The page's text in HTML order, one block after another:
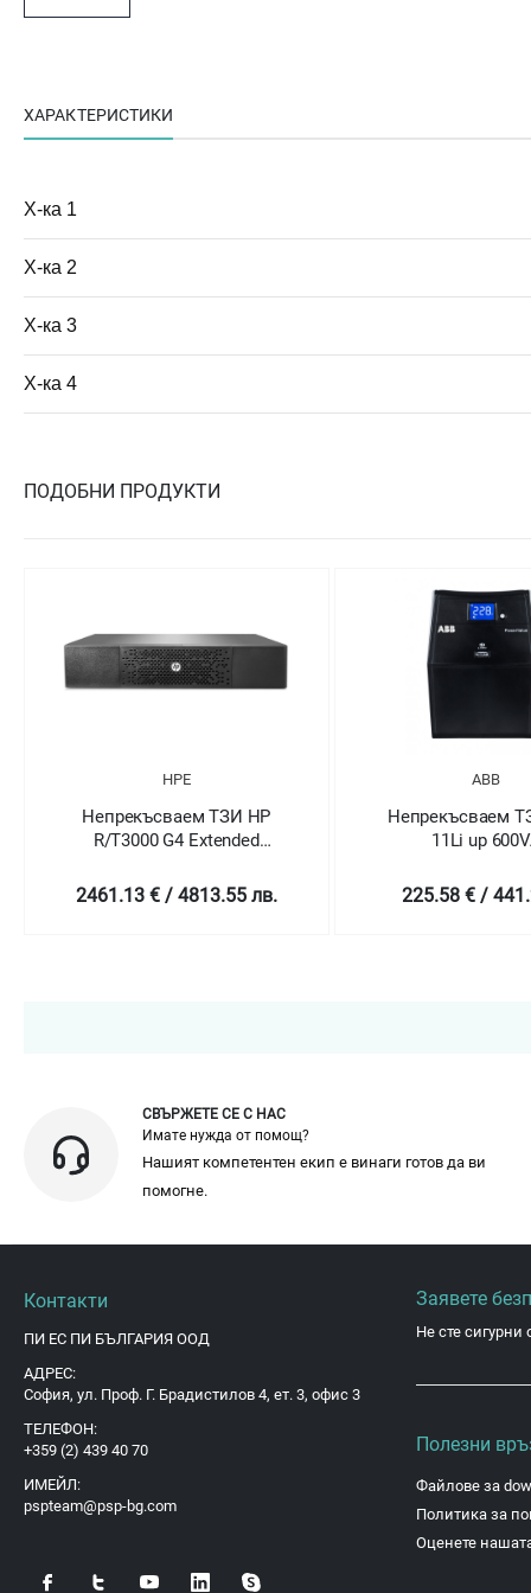
ХАРАКТЕРИСТИКИ
Х-ка 1
Х-ка 2
Х-ка 3
Х-ка 4
ПОДОБНИ ПРОДУКТИ
HPE
Непрекъсваем ТЗИ HP
R/T3000 G4 Extended
2461.13 € / 4813.55 лв.
ABB
Непрекъсваем
11Li up
225.58 € /
СВЪРЖЕТЕ СЕ С НАС
Имате нужда от помощ?
Нашият компетентен екип е винаги готов да ви
помогне.
Контакти
ПИ ЕС ПИ БЪЛГАРИЯ ООД
АДРЕС:
София, ул. Проф. Г. Брадистилов 4, ет. 3, офис 3
ТЕЛЕФОН:
+359 (2) 439 40 70
ИМЕЙЛ:
pspteam@psp-bg.com
Заявете
Не сте сигурни
Полезни
Файлове за
Политика за
Оценете